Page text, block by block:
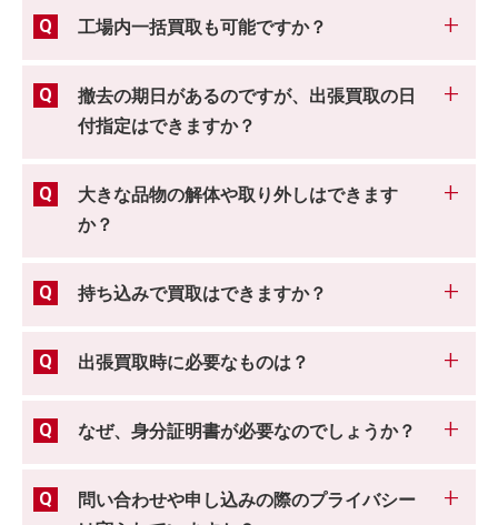
工場内一括買取も可能ですか？
撤去の期日があるのですが、出張買取の日
付指定はできますか？
大きな品物の解体や取り外しはできます
か？
持ち込みで買取はできますか？
出張買取時に必要なものは？
なぜ、身分証明書が必要なのでしょうか？
問い合わせや申し込みの際のプライバシー